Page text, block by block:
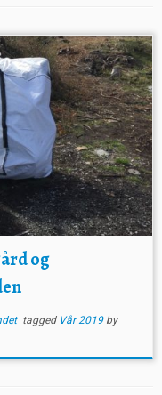
og
tagged Vår 2019 by